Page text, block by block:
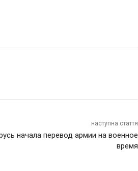
наступна стаття
начала перевод армии на военное
время